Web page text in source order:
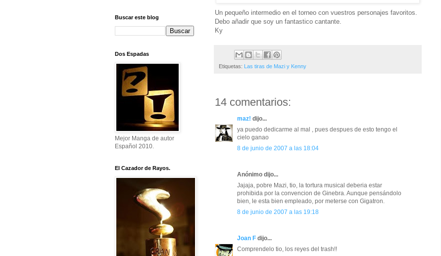
Un pequeño intermedio en el torneo con vuestros personajes favoritos.
Debo añadir que soy un fantastico cantante.
Ky
Etiquetas: Las tiras de Mazi y Kenny
14 comentarios:
maz! dijo...
ya puedo dedicarme al mal , pues despues de esto tengo el
cielo ganao
8 de junio de 2007 a las 18:04
Anónimo dijo...
Jajaja, pobre Mazi, tio, la tortura musical deberia estar
prohibida por la convencion de Ginebra. Aunque pensándolo
bien, le esta bien empleado, por meterse con Gigatron.
8 de junio de 2007 a las 19:18
Joan F dijo...
Comprendelo tio, los reyes del trash!!
Buscar este blog
Dos Espadas
Mejor Manga de autor
Español 2010.
El Cazador de Rayos.